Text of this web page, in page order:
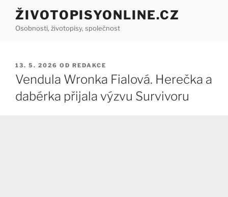
Přejít
obsahu
ŽIVOTOPISYONLINE.CZ
Osobnosti, životopisy, společnost
PUBLIKOVÁNO
13. 5. 2026 OD REDAKCE
Vendula Wronka Fialová. Herečka a
dabérka přijala výzvu Survivoru